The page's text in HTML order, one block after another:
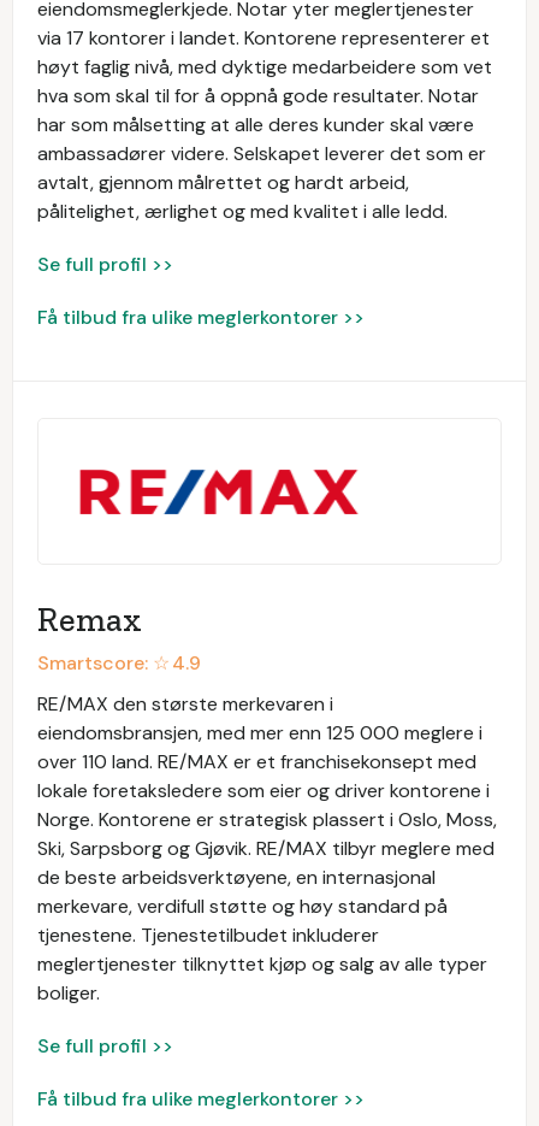
eiendomsmeglerkjede. Notar yter meglertjenester
via 17 kontorer i landet. Kontorene representerer et
høyt faglig nivå, med dyktige medarbeidere som vet
hva som skal til for å oppnå gode resultater. Notar
har som målsetting at alle deres kunder skal være
ambassadører videre. Selskapet leverer det som er
avtalt, gjennom målrettet og hardt arbeid,
pålitelighet, ærlighet og med kvalitet i alle ledd.
Se full profil >>
Få tilbud fra ulike meglerkontorer >>
Remax
Smartscore: ☆4.9
RE/MAX den største merkevaren i
eiendomsbransjen, med mer enn 125 000 meglere i
over 110 land. RE/MAX er et franchisekonsept med
lokale foretaksledere som eier og driver kontorene i
Norge. Kontorene er strategisk plassert i Oslo, Moss,
Ski, Sarpsborg og Gjøvik. RE/MAX tilbyr meglere med
de beste arbeidsverktøyene, en internasjonal
merkevare, verdifull støtte og høy standard på
tjenestene. Tjenestetilbudet inkluderer
meglertjenester tilknyttet kjøp og salg av alle typer
boliger.
Se full profil >>
Få tilbud fra ulike meglerkontorer >>